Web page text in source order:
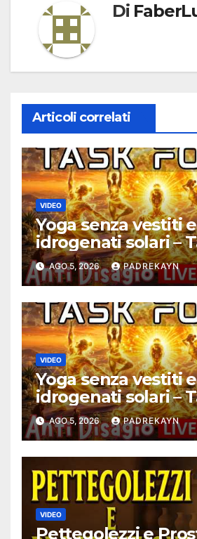
Di
Articoli correlati
VIDEO
Yoga senza vestiti
idrogenati solari –
Antidisagio ep. 63
AGO 5, 2026 PADREKAYN
VIDEO
Yoga senza vestiti
idrogenati solari –
Antidisagio 63
AGO 5, 2026 PADREKAYN
VIDEO
Pettegolezzi e